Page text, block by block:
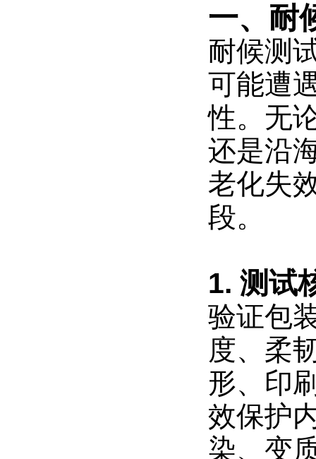
氙
老
化
标
准
，
模
拟
性
更
强
、
纺
耐
气
候
性
与
耐
光
色
牢
度
测
瑞
验
设
备
有
限
公
司
专
注
纺
织
一、耐
耐候测
可能遭
性。无
还是沿
老化失
段。
1. 测试
验证包
度、柔
形、印
效保护
染、变